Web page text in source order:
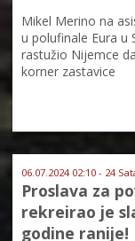
Mikel Merino na
u polufinale Eura u
rastužio Nijemce
korner zastavice
06.07.2024 02:10 - 24
Proslava za
rekreirao je
godine ranije!